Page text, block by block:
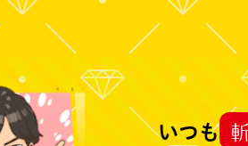
いつも